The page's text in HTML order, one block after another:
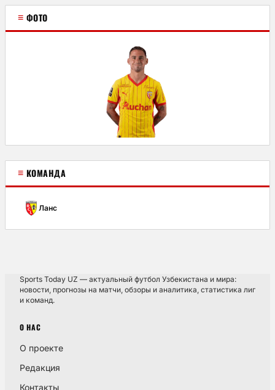
≡ ФОТО
≡ КОМАНДА
Ланс
Sports Today UZ — актуальный футбол Узбекистана и мира:
новости, прогнозы на матчи, обзоры и аналитика, статистика лиг
и команд.
О НАС
О проекте
Редакция
Контакты